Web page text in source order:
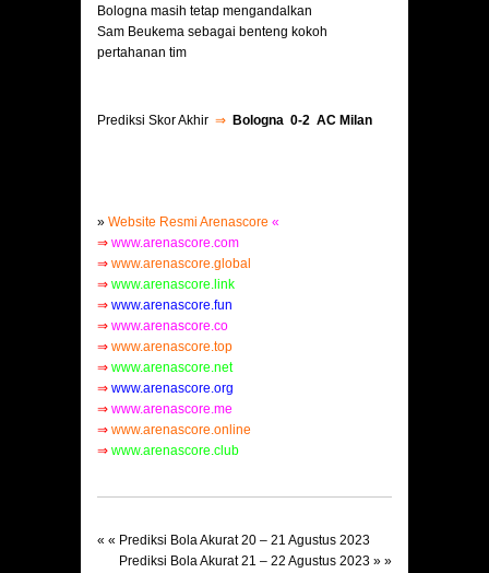
Bologna masih tetap mengandalkan
Sam Beukema sebagai benteng kokoh
pertahanan tim
Prediksi Skor Akhir ⇒ Bologna 0-2 AC Milan
» Website Resmi Arenascore «
⇒ www.arenascore.com
⇒ www.arenascore.global
⇒ www.arenascore.link
⇒ www.arenascore.fun
⇒ www.arenascore.co
⇒ www.arenascore.top
⇒ www.arenascore.net
⇒ www.arenascore.org
⇒ www.arenascore.me
⇒ www.arenascore.online
⇒ www.arenascore.club
« « Prediksi Bola Akurat 20 – 21 Agustus 2023
Prediksi Bola Akurat 21 – 22 Agustus 2023 » »